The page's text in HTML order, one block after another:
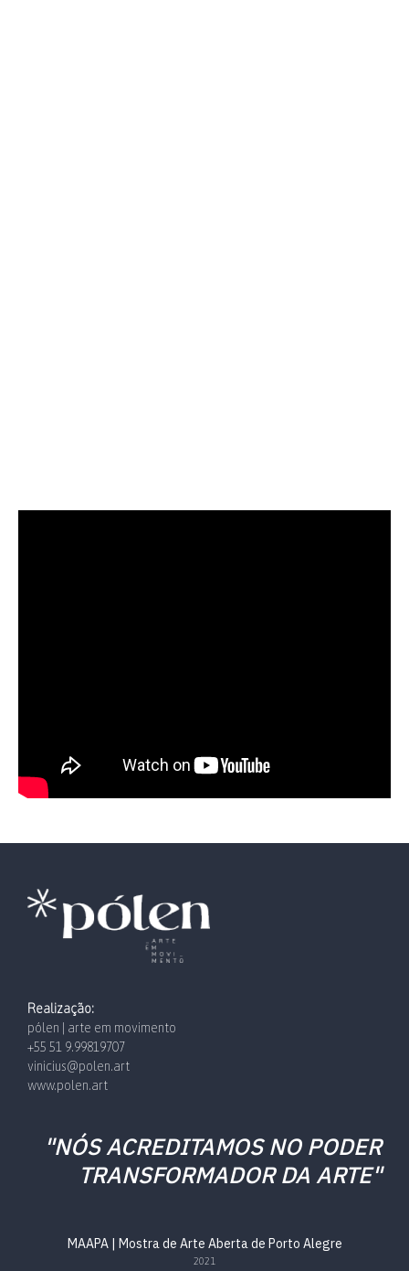
Realização:
pólen | arte em movimento
+55 51 9.99819707
vinicius@polen.art
www.polen.art
"NÓS ACREDITAMOS NO PODER
TRANSFORMADOR DA ARTE"
MAAPA | Mostra de Arte Aberta de Porto Alegre
2021